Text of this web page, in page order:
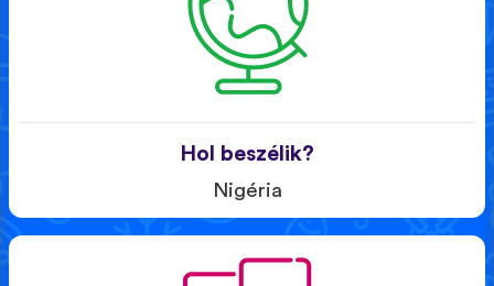
Hol beszélik?
Nigéria